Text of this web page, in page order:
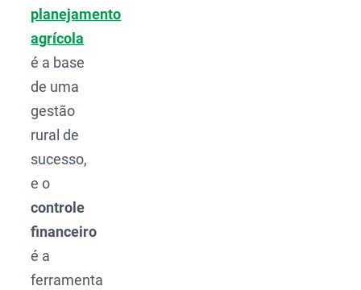
planejamento
agrícola
é a base
de uma
gestão
rural de
sucesso,
e o
controle
financeiro
é a
ferramenta